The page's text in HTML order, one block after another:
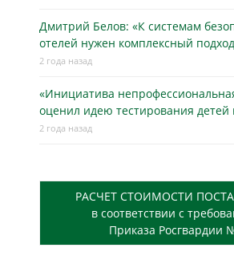
Дмитрий Белов: «К системам
отелей нужен комплексный
2 года назад
«Инициатива
оценил идею тестирования детей
2 года назад
РАСЧЕТ СТОИМОСТИ
в соответствии с
Приказа Росгвардии